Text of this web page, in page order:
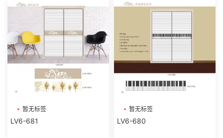
暂无标签
LV6-681
暂无标签
LV6-680